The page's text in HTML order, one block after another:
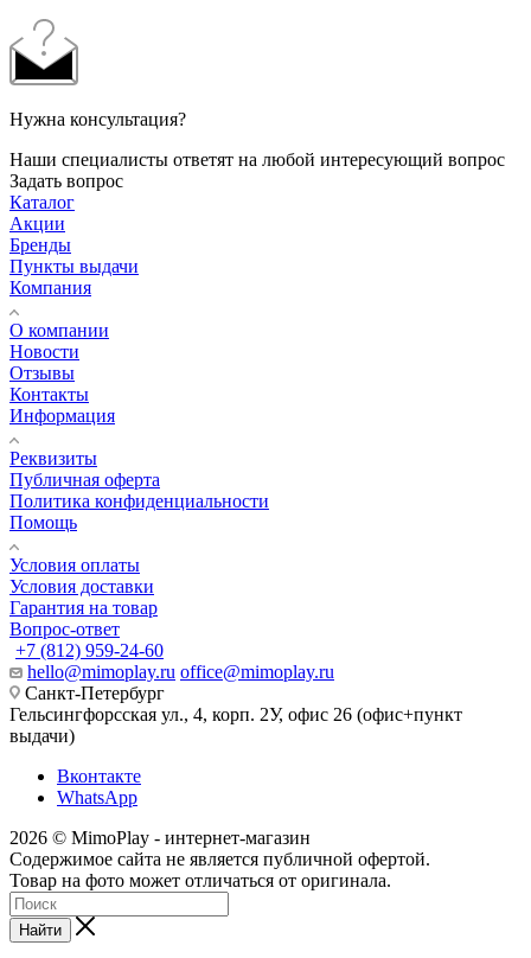
Нужна консультация?
Наши специалисты ответят на любой интересующий вопрос
Задать вопрос
Каталог
Акции
Бренды
Пункты выдачи
Компания
О компании
Новости
Отзывы
Контакты
Информация
Реквизиты
Публичная оферта
Политика конфиденциальности
Помощь
Условия оплаты
Условия доставки
Гарантия на товар
Вопрос-ответ
+7 (812) 959-24-60
hello@mimoplay.ru office@mimoplay.ru
Санкт-Петербург
Гельсингфорсская ул., 4, корп. 2У, офис 26 (офис+пункт
выдачи)
Вконтакте
WhatsApp
2026 © MimoPlay - интернет-магазин
Содержимое сайта не является публичной офертой.
Товар на фото может отличаться от оригинала.
Найти